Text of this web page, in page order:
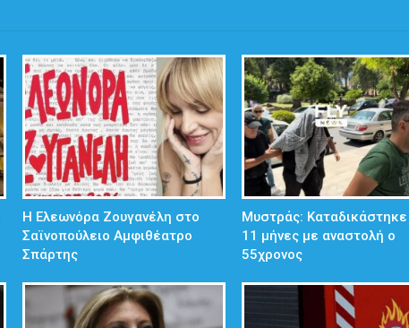
Η Ελεωνόρα Ζουγανέλη στο
Σαϊνοπούλειο Αμφιθέατρο
Σπάρτης
Μυστράς:
11 μήνες με αναστολή ο
55χρονος